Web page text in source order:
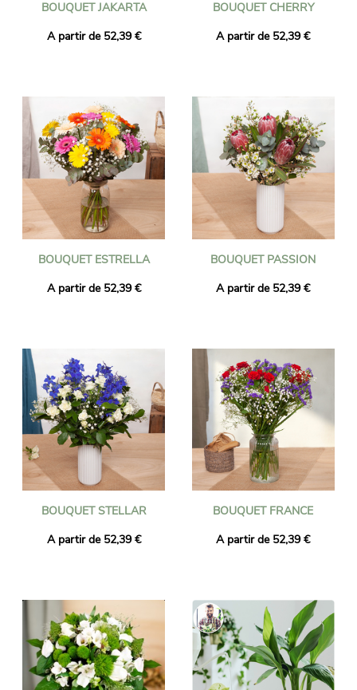
BOUQUET JAKARTA
A partir de 52,39 €
BOUQUET CHERRY
A partir de 52,39 €
BOUQUET ESTRELLA
A partir de 52,39 €
BOUQUET PASSION
A partir de 52,39 €
BOUQUET STELLAR
A partir de 52,39 €
BOUQUET FRANCE
A partir de 52,39 €